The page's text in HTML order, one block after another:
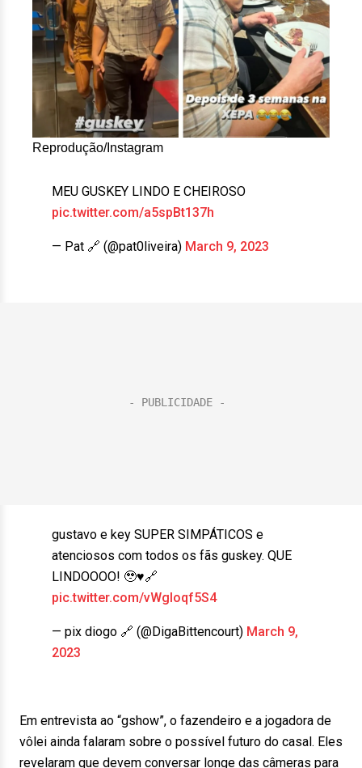
Reprodução/Instagram
MEU GUSKEY LINDO E CHEIROSO
pic.twitter.com/a5spBt137h
— Pat 🔗 (@pat0liveira) March 9, 2023
gustavo e key SUPER SIMPÁTICOS e
atenciosos com todos os fãs guskey. QUE
LINDOOOO! 🥹♥️🔗
pic.twitter.com/vWgloqf5S4
— pix diogo 🔗 (@DigaBittencourt) March 9,
2023
Em entrevista ao “gshow”, o fazendeiro e a jogadora de
vôlei ainda falaram sobre o possível futuro do casal. Eles
revelaram que devem conversar longe das câmeras para